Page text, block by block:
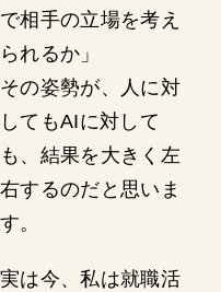
で相手の立場を考え
られるか」
その姿勢が、人に対
してもAIに対して
も、結果を大きく左
右するのだと思いま
す。
実は今、私は就職活